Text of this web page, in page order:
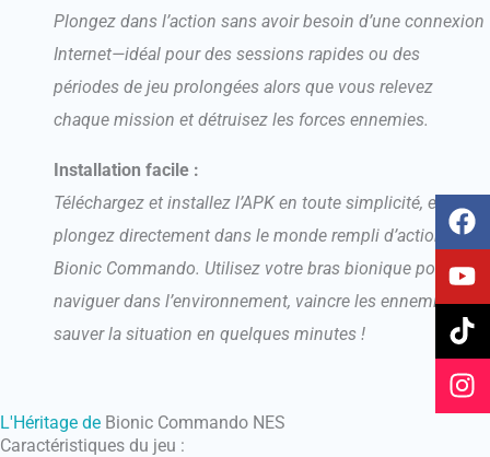
Plongez dans l’action sans avoir besoin d’une connexion
Internet—idéal pour des sessions rapides ou des
périodes de jeu prolongées alors que vous relevez
chaque mission et détruisez les forces ennemies.
Installation facile :
Téléchargez et installez l’APK en toute simplicité, et
plongez directement dans le monde rempli d’action de
Bionic Commando. Utilisez votre bras bionique pour
naviguer dans l’environnement, vaincre les ennemis et
sauver la situation en quelques minutes !
L'Héritage de Bionic Commando NES
Caractéristiques du jeu :
F
a
c
e
b
o
o
k
Y
o
u
t
u
b
e
T
i
k
t
o
k
I
n
s
t
a
g
r
a